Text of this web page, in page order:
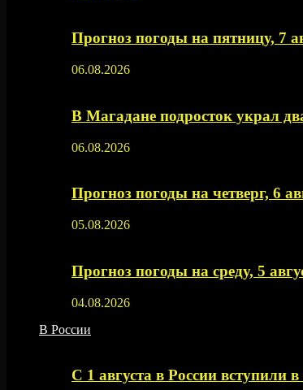
Прогноз погоды на пятницу, 7
06.08.2026
В Магадане подросток украл
06.08.2026
Прогноз погоды на четверг, 6
05.08.2026
Прогноз погоды на среду, 5
04.08.2026
В России
С 1 августа в России вступили